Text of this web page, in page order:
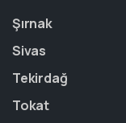
Şırnak
Sivas
Tekirdağ
Tokat